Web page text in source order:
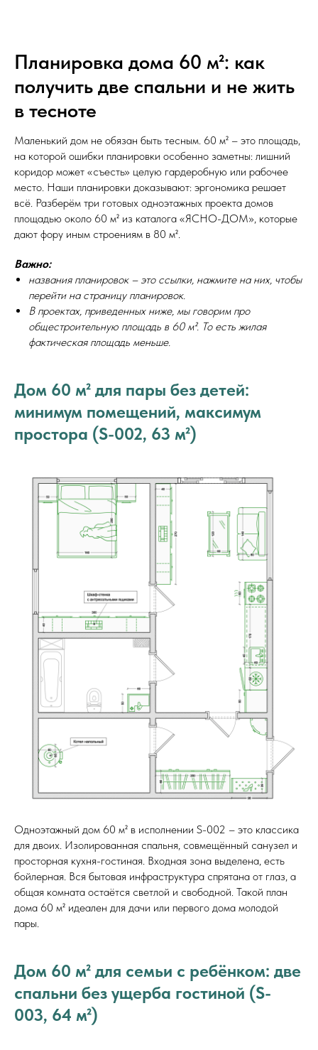
Планировка дома 60 м²: как
получить две спальни и не жить
в тесноте
Маленький дом не обязан быть тесным. 60 м² – это площадь,
на которой ошибки планировки особенно заметны: лишний
коридор может «съесть» целую гардеробную или рабочее
место. Наши планировки доказывают: эргономика решает
всё. Разберём три готовых одноэтажных проекта домов
площадью около 60 м² из каталога «ЯСНО-ДОМ», которые
дают фору иным строениям в 80 м².
Важно:
названия планировок – это ссылки, нажмите на них, чтобы
перейти на страницу планировок.
В проектах, приведенных ниже, мы говорим про
общестроительную площадь в 60 м². То есть жилая
фактическая площадь меньше.
Дом 60 м² для пары без детей:
минимум помещений, максимум
простора (S-002, 63 м²)
Одноэтажный дом 60 м² в исполнении S-002 – это классика
для двоих. Изолированная спальня, совмещённый санузел и
просторная кухня-гостиная. Входная зона выделена, есть
бойлерная. Вся бытовая инфраструктура спрятана от глаз, а
общая комната остаётся светлой и свободной. Такой план
дома 60 м² идеален для дачи или первого дома молодой
пары.
Дом 60 м² для семьи с ребёнком: две
спальни без ущерба гостиной (S-
003, 64 м²)